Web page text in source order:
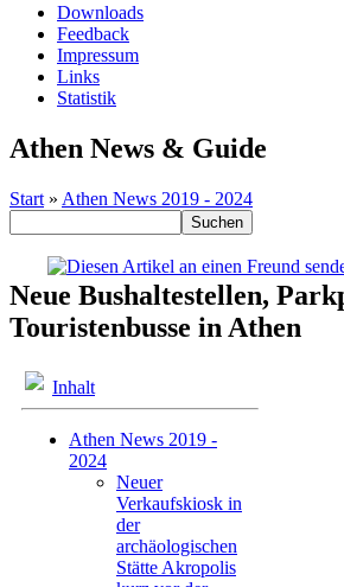
Downloads
Feedback
Impressum
Links
Statistik
Athen News & Guide
Start » Athen News 2019 - 2024
Neue Bushaltestellen,
Touristenbusse in Athen
Inhalt
Athen News 2019 -
2024
Neuer
Verkaufskiosk in
der
archäologischen
Stätte Akropolis